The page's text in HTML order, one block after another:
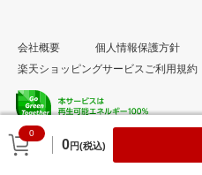
0
0円(税込)
会社概要
個人情報保護方針
楽天ショッピングサービスご利用規約
© Rakuten Group, Inc.